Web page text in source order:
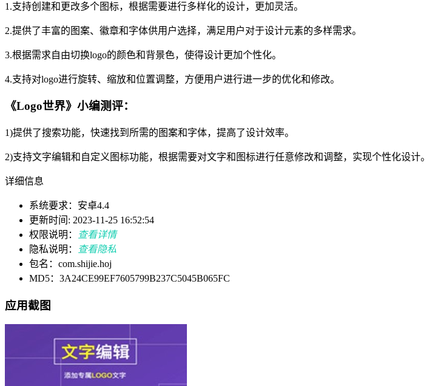
1.支持创建和更改多个图标，根据需要进行多样化的设计，更加灵活。
2.提供了丰富的图案、徽章和字体供用户选择，满足用户对于设计元素的多样需求。
3.根据需求自由切换logo的颜色和背景色，使得设计更加个性化。
4.支持对logo进行旋转、缩放和位置调整，方便用户进行进一步的优化和修改。
《Logo世界》小编测评：
1)提供了搜索功能，快速找到所需的图案和字体，提高了设计效率。
2)支持文字编辑和自定义图标功能，根据需要对文字和图标进行任意修改和调整，实现个性化设计。
详细信息
系统要求：安卓4.4
更新时间: 2023-11-25 16:52:54
权限说明：
查看详情
隐私说明：
查看隐私
包名：com.shijie.hoj
MD5：3A24CE99EF7605799B237C5045B065FC
应用截图